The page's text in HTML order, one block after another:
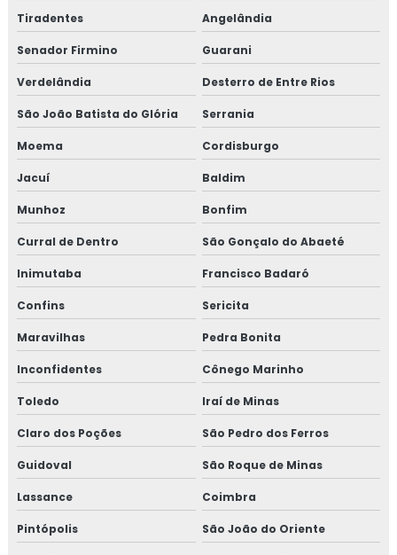
Tiradentes Angelândia
Senador Firmino Guarani
Verdelândia Desterro de Entre Rios
São João Batista do Glória Serrania
Moema Cordisburgo
Jacuí Baldim
Munhoz Bonfim
Curral de Dentro São Gonçalo do Abaeté
Inimutaba Francisco Badaró
Confins Sericita
Maravilhas Pedra Bonita
Inconfidentes Cônego Marinho
Toledo Iraí de Minas
Claro dos Poções São Pedro dos Ferros
Guidoval São Roque de Minas
Lassance Coimbra
Pintópolis São João do Oriente